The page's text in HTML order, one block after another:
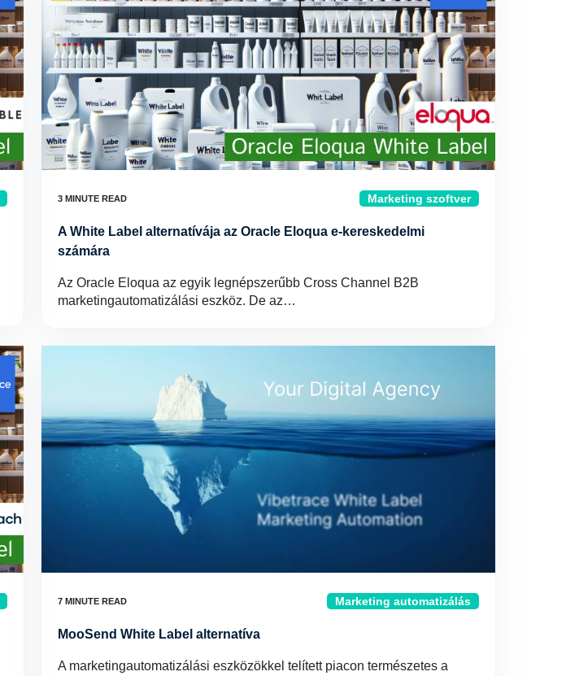
Marketing szoftver
A White Label alternatívája az Oracle Eloqua e-kereskedelmi
számára
Az Oracle Eloqua az egyik legnépszerűbb Cross Channel B2B
marketingautomatizálási eszköz. De az…
Marketing automatizálás
MooSend White Label alternatíva
A marketingautomatizálási eszközökkel telített piacon természetes a